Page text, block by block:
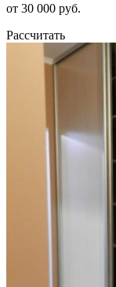
от 30 000 руб.
Рассчитать